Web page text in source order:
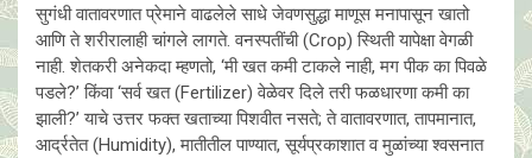
सुगंधी वातावरणात प्रेमाने वाढलेले साधे जेवणसुद्धा माणूस मनापासून खातो
आणि ते शरीरालाही चांगले लागते. वनस्पतींची (Crop) स्थिती यापेक्षा वेगळी
नाही. शेतकरी अनेकदा म्हणतो, ‘मी खत कमी टाकले नाही, मग पीक का पिवळे
पडले?’ किंवा ‘सर्व खत (Fertilizer) वेळेवर दिले तरी फळधारणा कमी का
झाली?’ याचे उत्तर फक्त खताच्या पिशवीत नसते; ते वातावरणात, तापमानात,
आर्द्रतेत (Humidity), मातीतील पाण्यात, सूर्यप्रकाशात व मुळांच्या श्वसनात